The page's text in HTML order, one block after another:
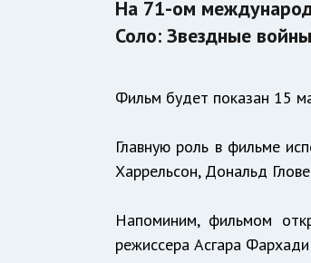
На 71-ом
Соло: Звездные
Фильм будет показан 15
Главную роль в фильме
Харрельсон, Дональд
Напоминим, фильмом
режиссера Асгара